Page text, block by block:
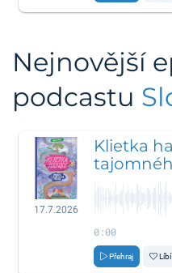
Nejnovější
podcastu
17.7.2026
Klietka
0:00
Přehraj